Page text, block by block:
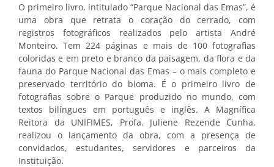
O primeiro livro, intitulado “Parque Nacional das Emas”, é
uma obra que retrata o coração do cerrado, com
registros fotográficos realizados pelo artista André
Monteiro. Tem 224 páginas e mais de 100 fotografias
coloridas e em preto e branco da paisagem, da flora e da
fauna do Parque Nacional das Emas – o mais completo e
preservado território do bioma. É o primeiro livro de
fotografias sobre o Parque produzido no mundo, com
textos bilíngues em português e inglês. A Magnífica
Reitora da UNIFIMES, Profa. Juliene Rezende Cunha,
realizou o lançamento da obra, com a presença de
convidados, estudantes, servidores e parceiros da
Instituição.